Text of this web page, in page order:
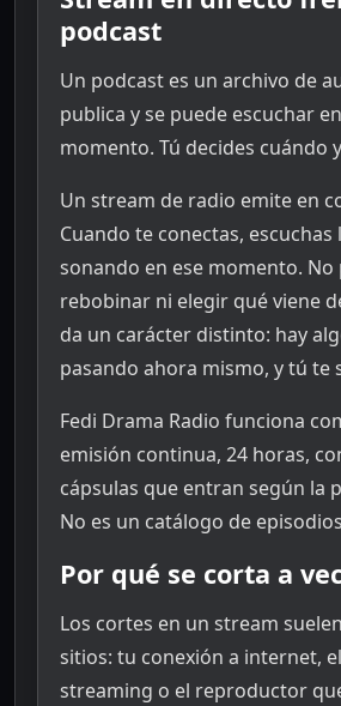
podcast
Un podcast es un archivo de
publica y se puede escuchar
momento. Tú decides cuándo
Un stream de radio emite en
Cuando te conectas, escuchas
sonando en ese momento. No
rebobinar ni elegir qué viene
da un carácter distinto: hay
pasando ahora mismo, y tú te
Fedi Drama Radio funciona
emisión continua, 24 horas,
cápsulas que entran según la
No es un catálogo de
Por qué se corta a
Los cortes en un stream
sitios: tu conexión a internet,
streaming o el reproductor